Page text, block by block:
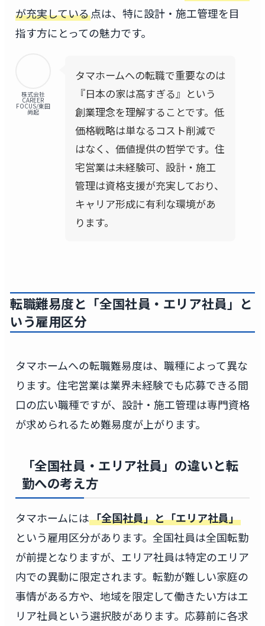
が充実している点は、特に設計・施工管理を目
指す方にとっての魅力です。
株式会社
CAREER
FOCUS/東田
尚起
タマホームへの転職で重要なのは
『日本の家は高すぎる』という
創業理念を理解することです。低
価格戦略は単なるコスト削減で
はなく、価値提供の哲学です。住
宅営業は未経験可、設計・施工
管理は資格支援が充実しており、
キャリア形成に有利な環境があ
ります。
転職難易度と「全国社員・エリア社員」と
いう雇用区分
タマホームへの転職難易度は、職種によって異な
ります。住宅営業は業界未経験でも応募できる間
口の広い職種ですが、設計・施工管理は専門資格
が求められるため難易度が上がります。
「全国社員・エリア社員」の違いと転
勤への考え方
タマホームには「全国社員」と「エリア社員」
という雇用区分があります。全国社員は全国転勤
が前提となりますが、エリア社員は特定のエリア
内での異動に限定されます。転勤が難しい家庭の
事情がある方や、地域を限定して働きたい方はエ
リア社員という選択肢があります。応募前に各求